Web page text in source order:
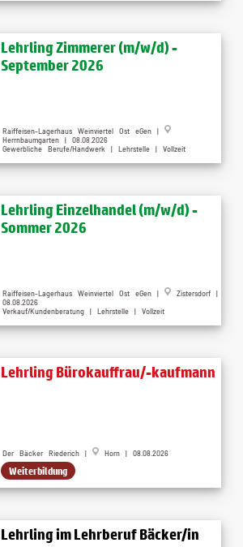
Lehrling Zimmerer (m/w/d) -
September 2026
Raiffeisen-Lagerhaus Weinviertel Ost eGen |
Herrnbaumgarten | 08.08.2026
Gewerbliche Berufe/Handwerk | Lehrstelle | Vollzeit
Lehrling Einzelhandel (m/w/d) -
Sommer 2026
Raiffeisen-Lagerhaus Weinviertel Ost eGen |
Zistersdorf |
08.08.2026
Verkauf/Kundenberatung | Lehrstelle | Vollzeit
Lehrling Bürokauffrau/-kaufmann
Der Bäcker Riederich | Horn | 08.08.2026
Weiterbildung
Lehrling im Lehrberuf Bäcker/in